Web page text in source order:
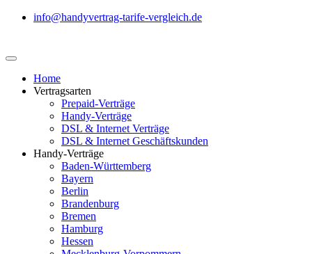
info@handyvertrag-tarife-vergleich.de
Home
Vertragsarten
Prepaid-Verträge
Handy-Verträge
DSL & Internet Verträge
DSL & Internet Geschäftskunden
Handy-Verträge
Baden-Württemberg
Bayern
Berlin
Brandenburg
Bremen
Hamburg
Hessen